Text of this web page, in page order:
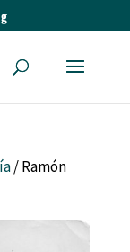
/ Ramón